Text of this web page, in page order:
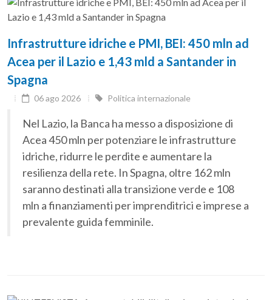
Infrastrutture idriche e PMI, BEI: 450 mln ad
Acea per il Lazio e 1,43 mld a Santander in
Spagna
06 ago 2026 Politica internazionale
Nel Lazio, la Banca ha messo a disposizione di
Acea 450 mln per potenziare le infrastrutture
idriche, ridurre le perdite e aumentare la
resilienza della rete. In Spagna, oltre 162 mln
saranno destinati alla transizione verde e 108
mln a finanziamenti per imprenditrici e imprese a
prevalente guida femminile.